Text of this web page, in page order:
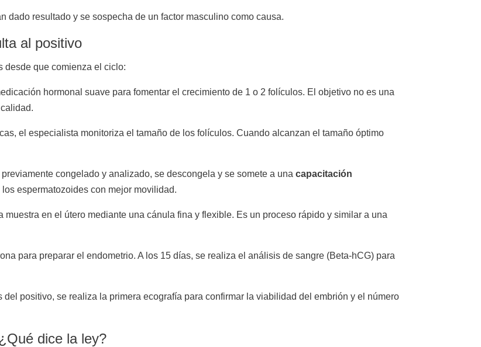
dado resultado y se sospecha de un factor masculino como causa.
al positivo
desde que comienza el ciclo:
hormonal suave para fomentar el crecimiento de 1 o 2 folículos. El objetivo no es una
el especialista monitoriza el tamaño de los folículos. Cuando alcanzan el tamaño óptimo
congelado y analizado, se descongela y se somete a una capacitación
espermatozoides con mejor movilidad.
muestra en el útero mediante una cánula fina y flexible. Es un proceso rápido y similar a una
para preparar el endometrio. A los 15 días, se realiza el análisis de sangre (Beta-hCG) para
del positivo, se realiza la primera ecografía para confirmar la viabilidad del embrión y el número
dice la ley?